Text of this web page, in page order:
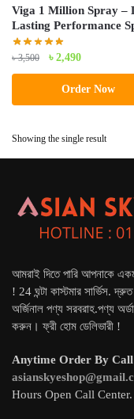
Viga 1 Million Spray –
Lasting Performance
৳3,500
Original
price
was:
৳ 3,500.
৳ 2,490Current
price
is:
৳ 2,490.
Order Now
Showing the single result
আমরাই দিতে পারি আপনাকে
! 24 ঘন্টা কাস্টমার সার্ভিস.
অর্জিনাল পণ্য সরবরাহ.পণ্য
করুন। ফ্রী হোম ডেলিভারী !
Anytime Order By Call
Hours Open Call Center.